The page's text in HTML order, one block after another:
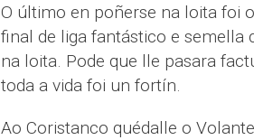
O último en poñerse na loita foi o
final de liga fantástico e
na loita. Pode que lle pasara
toda a vida foi un fortín.
Ao Coristanco quédalle o